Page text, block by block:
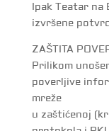
Ipak Teatar na
izvršene
ZAŠTITA
Prilikom
poverljive
mreže
u zaštićenoj